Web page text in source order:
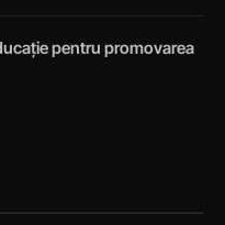
pentru promovarea